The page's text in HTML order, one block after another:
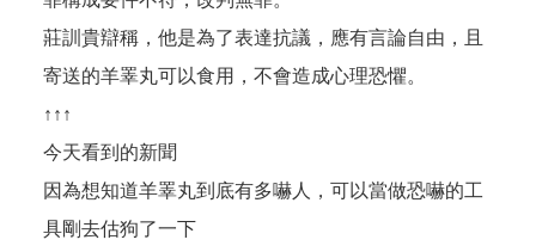
莊訓貴辯稱，他是為了表達抗議，應有言論自由，且
寄送的羊睪丸可以食用，不會造成心理恐懼。
↑↑↑
今天看到的新聞
因為想知道羊睪丸到底有多嚇人，可以當做恐嚇的工
具剛去估狗了一下